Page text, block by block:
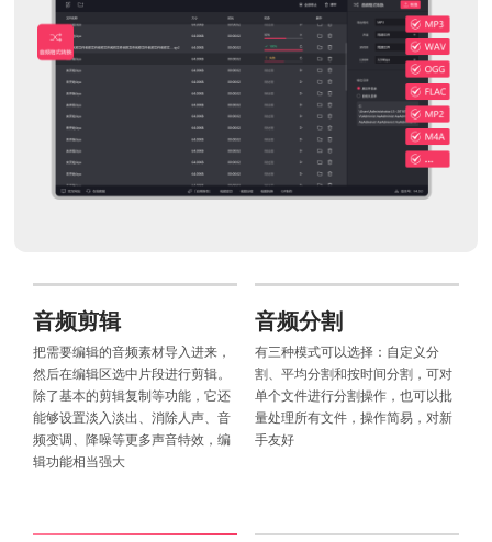
音频剪辑
把需要编辑的音频素材导入进来，
然后在编辑区选中片段进行剪辑。
除了基本的剪辑复制等功能，它还
能够设置淡入淡出、消除人声、音
频变调、降噪等更多声音特效，编
辑功能相当强大
音频分割
有三种模式可以选择：自定义分
割、平均分割和按时间分割，可对
单个文件进行分割操作，也可以批
量处理所有文件，操作简易，对新
手友好